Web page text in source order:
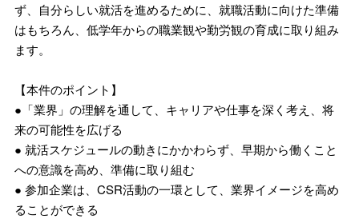
ず、自分らしい就活を進めるために、就職活動に向けた準備
はもちろん、低学年からの職業観や勤労観の育成に取り組み
ます。
【本件のポイント】
●「業界」の理解を通して、キャリアや仕事を深く考え、将
来の可能性を広げる
● 就活スケジュールの動きにかかわらず、早期から働くこと
への意識を高め、準備に取り組む
● 参加企業は、CSR活動の一環として、業界イメージを高め
ることができる